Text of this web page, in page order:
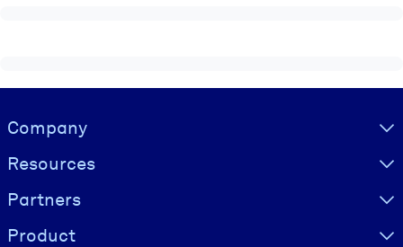
Visually hidden Text
Company
Resources
Partners
Product